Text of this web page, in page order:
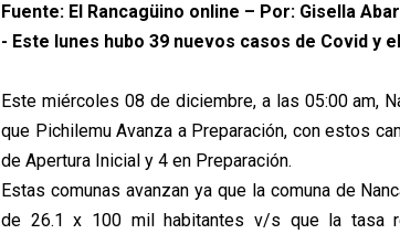
Fuente: El Rancagüino online – Por: Gisella
- Este lunes hubo 39 nuevos casos de Covid y
Este miércoles 08 de diciembre, a las 05:00 am,
que Pichilemu Avanza a Preparación, con estos
de Apertura Inicial y 4 en Preparación.
Estas comunas avanzan ya que la comuna de
de 26.1 x 100 mil habitantes v/s que la tasa